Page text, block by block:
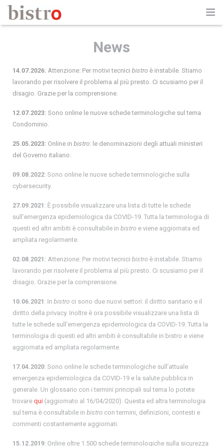
Partner
News
Contatti
News
14.07.2026: Attenzione: Per motivi tecnici bistro è instabile. Stiamo
lavorando per risolvere il problema al più presto. Ci scusiamo per il
disagio. Grazie per la comprensione.
12.07.2023: Sono online le nuove schede terminologiche sul tema
Condominio.
25.05.2023: Online in bistro: le denominazioni degli attuali ministeri
del Governo italiano.
09.08.2022: Sono online le nuove schede terminologiche sulla
cybersecurity.
27.09.2021 : È possibile visualizzare una lista di tutte le schede
sull’emergenza epidemiologica da COVID-19. Tutta la terminologia di
questi ed altri ambiti è consultabile in bistro e viene aggiornata ed
ampliata regolarmente.
02.08.2021: Attenzione: Per motivi tecnici bistro è instabile. Stiamo
lavorando per risolvere il problema al più presto. Ci scusiamo per il
disagio. Grazie per la comprensione.
10.06.2021 : In bistro ci sono due nuovi settori: il diritto sanitario e il
diritto della privacy. Inoltre è ora possibile visualizzare una lista di
tutte le schede sull’emergenza epidemiologica da COVID-19. Tutta la
terminologia di questi ed altri ambiti è consultabile in bistro e viene
aggiornata ed ampliata regolarmente.
17.04.2020: Sono online le schede terminologiche sull’attuale
emergenza epidemiologica da COVID-19 e la salute pubblica in
generale. Un glossario con i termini principali sul tema lo potete
trovare qui (aggiornato al 16/04/2020). Questa ed altra terminologia
sul tema è consultabile in bistro con termini, definizioni, contesti e
commenti costantemente aggiornati.
15.12.2019: Online oltre 1.500 schede terminologiche sulla sicurezza